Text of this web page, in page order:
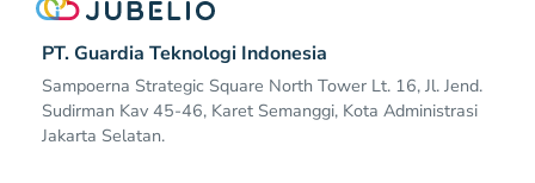
PT. Guardia Teknologi Indonesia
Sampoerna Strategic Square North Tower Lt. 16, Jl. Jend.
Sudirman Kav 45-46, Karet Semanggi, Kota Administrasi
Jakarta Selatan.